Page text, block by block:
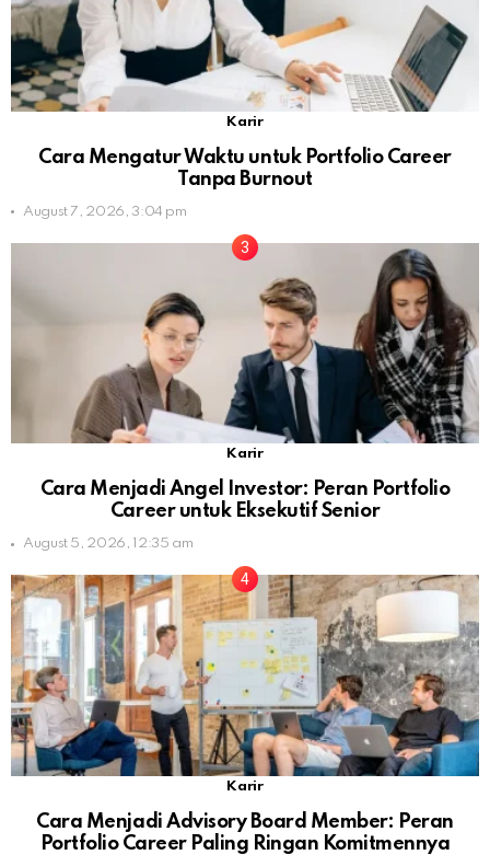
Karir
Cara Mengatur Waktu untuk Portfolio Career
Tanpa Burnout
August 7, 2026, 3:04 pm
Karir
Cara Menjadi Angel Investor: Peran Portfolio
Career untuk Eksekutif Senior
August 5, 2026, 12:35 am
Karir
Cara Menjadi Advisory Board Member: Peran
Portfolio Career Paling Ringan Komitmennya